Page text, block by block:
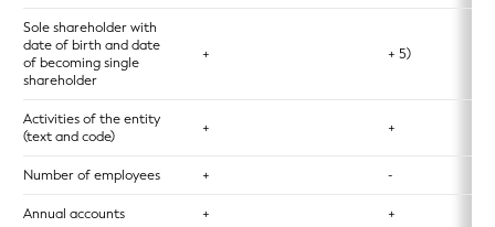
Sole shareholder with
date of birth and date
of becoming single
shareholder
+ + 5)
Activities of the entity
(text and code)
+ +
Number of employees + -
Annual accounts + +